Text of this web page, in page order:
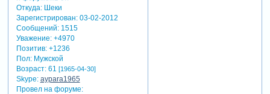
Откуда:Шеки
Зарегистрирован: 03-02-2012
Сообщений:1515
Уважение: +4970
Позитив: +1236
Пол:Мужской
Возраст:61 [1965-04-30]
Skype: aypara1965
Провел на форуме: